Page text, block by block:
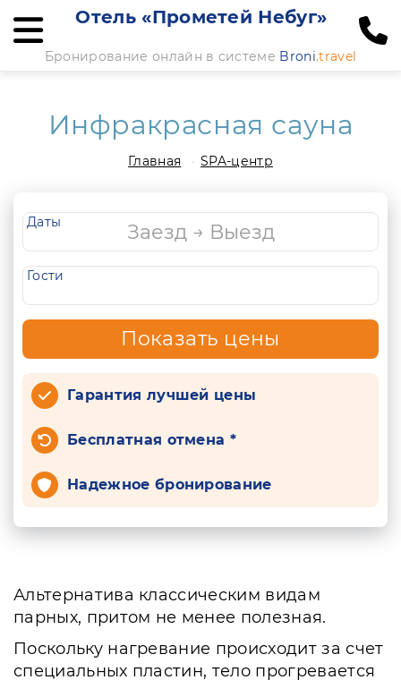
Отель «Прометей Небуг»
Бронирование онлайн в системе Broni.travel
Инфракрасная сауна
Главная SPA-центр
Даты
Гости
Показать цены
Гарантия лучшей цены
Бесплатная отмена *
Надежное бронирование
Альтернатива классическим видам
парных, притом не менее полезная.
Поскольку нагревание происходит за счет
специальных пластин, тело прогревается